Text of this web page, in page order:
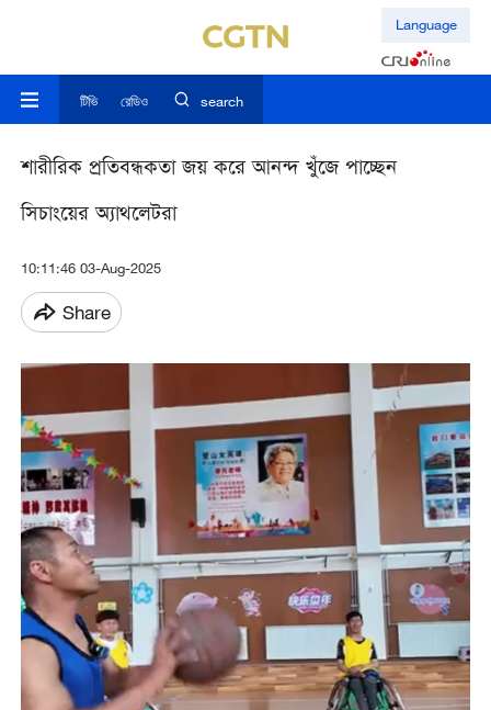
Language
টিভি রেডিও search
শারীরিক প্রতিবন্ধকতা জয় করে আনন্দ খুঁজে পাচ্ছেন
সিচাংয়ের অ্যাথলেটরা
10:11:46 03-Aug-2025
Share